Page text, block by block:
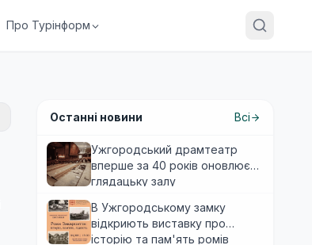
Про Турінформ
Останні новини Всі
Ужгородський драмтеатр
вперше за 40 років оновлює
глядацьку залу
В Ужгородському замку
відкриють виставку про
історію та пам'ять ромів